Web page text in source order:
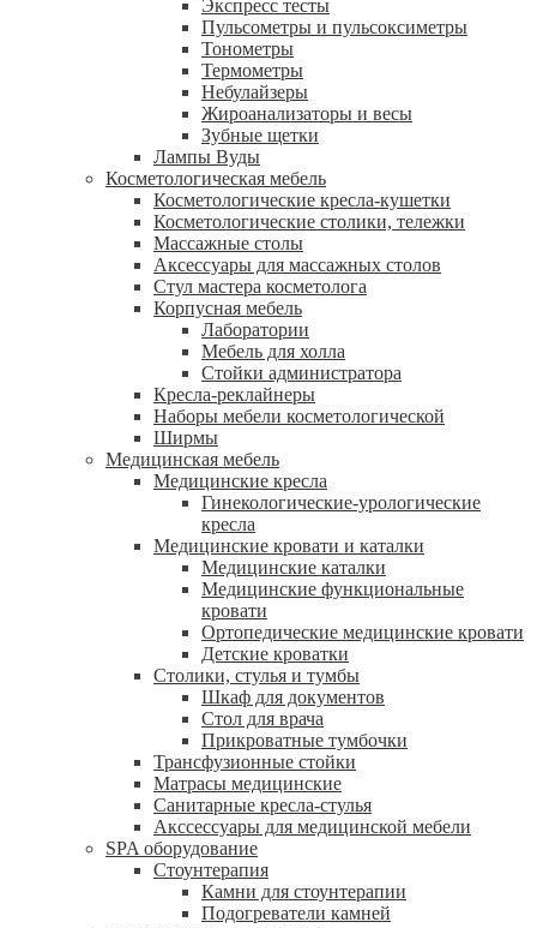
Экспресс тесты
Пульсометры и пульсоксиметры
Тонометры
Термометры
Небулайзеры
Жироанализаторы и весы
Зубные щетки
Лампы Вуды
Косметологическая мебель
Косметологические кресла-кушетки
Косметологические столики, тележки
Массажные столы
Аксессуары для массажных столов
Стул мастера косметолога
Корпусная мебель
Лаборатории
Мебель для холла
Стойки администратора
Кресла-реклайнеры
Наборы мебели косметологической
Ширмы
Медицинская мебель
Медицинские кресла
Гинекологические-урологические
кресла
Медицинские кровати и каталки
Медицинские каталки
Медицинские функциональные
кровати
Ортопедические медицинские кровати
Детские кроватки
Столики, стулья и тумбы
Шкаф для документов
Стол для врача
Прикроватные тумбочки
Трансфузионные стойки
Матрасы медицинские
Санитарные кресла-стулья
Акссессуары для медицинской мебели
SPA оборудование
Стоунтерапия
Камни для стоунтерапии
Подогреватели камней